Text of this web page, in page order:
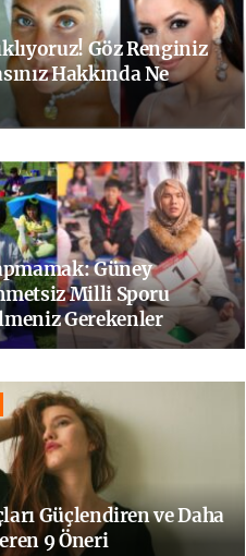
Göz Renginiz
Hakkında Ne
Güney
Milli Sporu
Gerekenler
Güçlendiren ve Daha
9 Öneri